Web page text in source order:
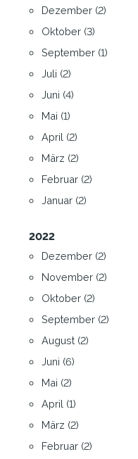
Dezember (2)
Oktober (3)
September (1)
Juli (2)
Juni (4)
Mai (1)
April (2)
März (2)
Februar (2)
Januar (2)
2022
Dezember (2)
November (2)
Oktober (2)
September (2)
August (2)
Juni (6)
Mai (2)
April (1)
März (2)
Februar (2)